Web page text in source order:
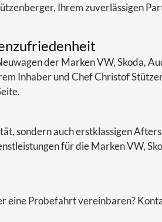
Ihrem zuverlässigen
der Marken VW, Skoda,
Inhaber und Chef Christof
sondern auch erstklassigen
für die Marken VW,
Probefahrt vereinbaren?